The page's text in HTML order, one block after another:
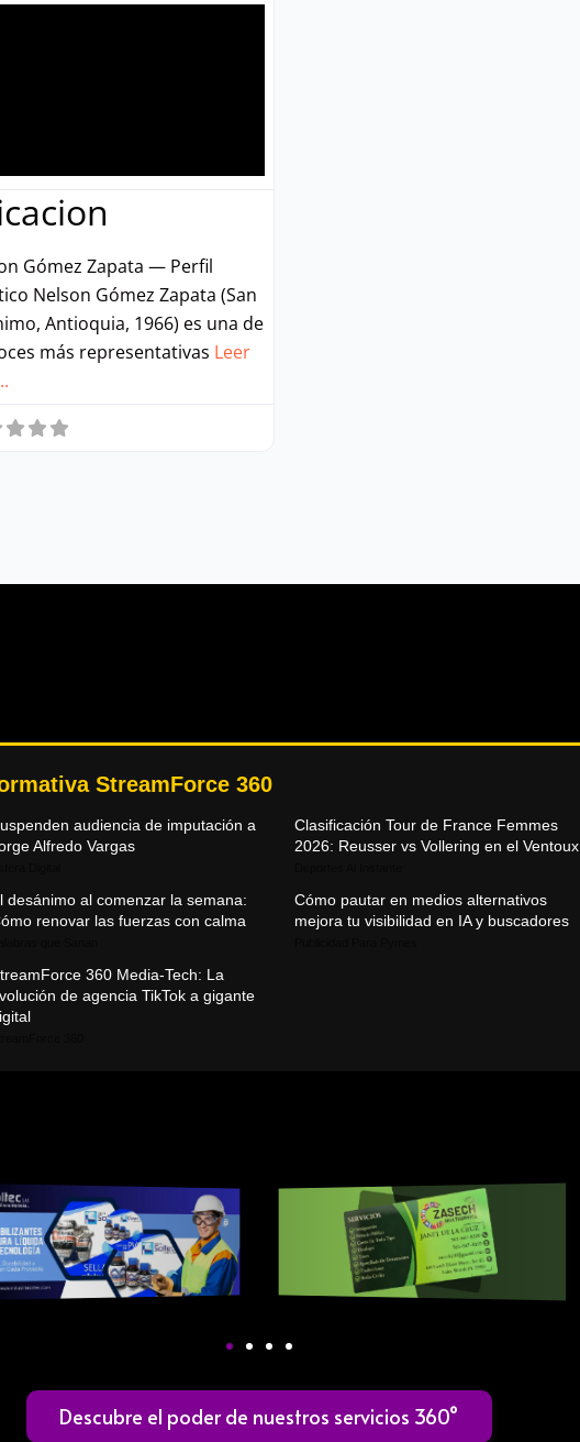
Gómez Zapata — Perfil
Nelson Gómez Zapata (San
Antioquia, 1966) es una de
más representativas Leer
StreamForce 360
audiencia de imputación a
Alfredo Vargas
Clasificación Tour de France Femmes
2026: Reusser vs Vollering en el Ventoux
desánimo al comenzar la semana:
renovar las fuerzas con calma
Cómo pautar en medios alternativos
mejora tu visibilidad en IA y buscadores
360 Media-Tech: La
de agencia TikTok a gigante
Descubre el poder de nuestros servicios 360°